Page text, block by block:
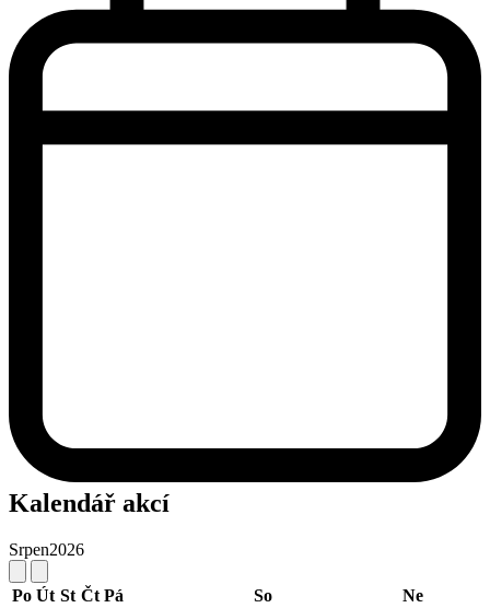
Kalendář akcí
Srpen2026
Po Út St Čt Pá So
Ne